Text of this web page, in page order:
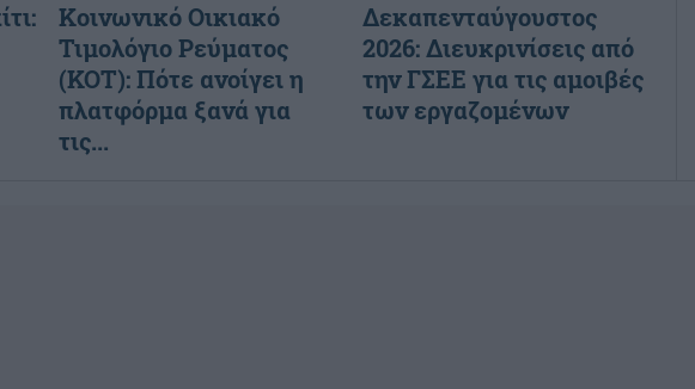
Κοινωνικό Οικιακό
Τιμολόγιο Ρεύματος
(ΚΟΤ): Πότε ανοίγει η
πλατφόρμα ξανά για
τις...
Δεκαπενταύγουστος
2026: Διευκρινίσεις από
την ΓΣΕΕ για τις αμοιβές
των εργαζομένων